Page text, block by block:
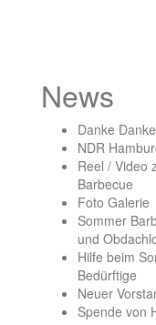
News
Danke
NDR
Reel / Video
Barbecue
Foto Galerie
Sommer
und
Hilfe beim
Bedürftige
Neuer
Spende von